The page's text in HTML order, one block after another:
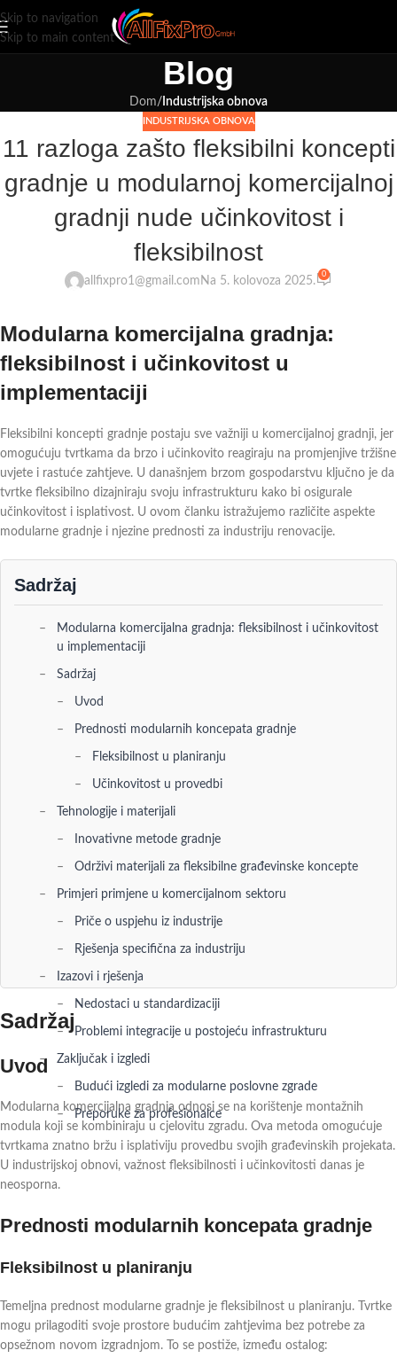
Skip to navigation
Skip to main content
Blog
Dom/ Industrijska obnova
INDUSTRIJSKA OBNOVA
11 razloga zašto fleksibilni koncepti
gradnje u modularnoj komercijalnoj
gradnji nude učinkovitost i
fleksibilnost
allfixpro1@gmail.com Na 5. kolovoza 2025.
0
Modularna komercijalna gradnja:
fleksibilnost i učinkovitost u
implementaciji
Fleksibilni koncepti gradnje postaju sve važniji u komercijalnoj gradnji, jer
omogućuju tvrtkama da brzo i učinkovito reagiraju na promjenjive tržišne
uvjete i rastuće zahtjeve. U današnjem brzom gospodarstvu ključno je da
tvrtke fleksibilno dizajniraju svoju infrastrukturu kako bi osigurale
učinkovitost i isplativost. U ovom članku istražujemo različite aspekte
modularne gradnje i njezine prednosti za industriju renovacije.
Sadržaj
Modularna komercijalna gradnja: fleksibilnost i učinkovitost
u implementaciji
Sadržaj
Uvod
Prednosti modularnih koncepata gradnje
Fleksibilnost u planiranju
Učinkovitost u provedbi
Tehnologije i materijali
Inovativne metode gradnje
Održivi materijali za fleksibilne građevinske koncepte
Primjeri primjene u komercijalnom sektoru
Priče o uspjehu iz industrije
Rješenja specifična za industriju
Izazovi i rješenja
Nedostaci u standardizaciji
Problemi integracije u postojeću infrastrukturu
Zaključak i izgledi
Budući izgledi za modularne poslovne zgrade
Preporuke za profesionalce
Sadržaj
Uvod
Modularna komercijalna gradnja odnosi se na korištenje montažnih
modula koji se kombiniraju u cjelovitu zgradu. Ova metoda omogućuje
tvrtkama znatno bržu i isplativiju provedbu svojih građevinskih projekata.
U industrijskoj obnovi, važnost fleksibilnosti i učinkovitosti danas je
neosporna.
Prednosti modularnih koncepata gradnje
Fleksibilnost u planiranju
Temeljna prednost modularne gradnje je fleksibilnost u planiranju. Tvrtke
mogu prilagoditi svoje prostore budućim zahtjevima bez potrebe za
opsežnom novom izgradnjom. To se postiže, između ostalog: